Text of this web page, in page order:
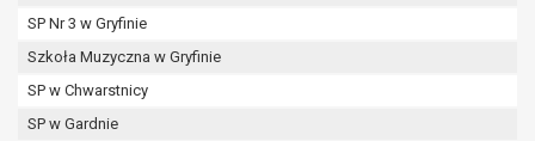
SP Nr 3 w Gryfinie
Szkoła Muzyczna w Gryfinie
SP w Chwarstnicy
SP w Gardnie
Przysługuje Pani/Panu prawo wniesienia skargi do
organu nadzorczego na niezgodne z prawem
przez administratora.
Organem właściwym do wniesienia skargi jest